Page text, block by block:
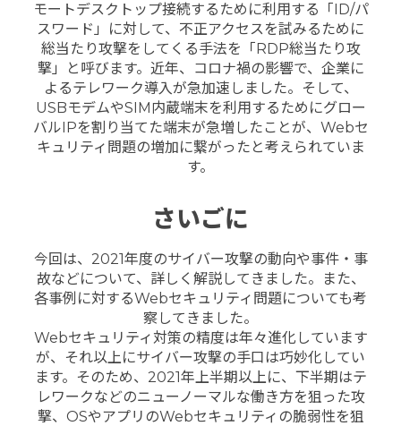
モートデスクトップ接続するために利用する「ID/パ
スワード」に対して、不正アクセスを試みるために
総当たり攻撃をしてくる手法を「RDP総当たり攻
撃」と呼びます。 近年、コロナ禍の影響で、企業に
よるテレワーク導入が急加速しました。そして、
USBモデムやSIM内蔵端末を利用するためにグロー
バルIPを割り当てた端末が急増したことが、Webセ
キュリティ問題の増加に繋がったと考えられていま
す。
さいごに
今回は、2021年度のサイバー攻撃の動向や事件・事
故などについて、詳しく解説してきました。また、
各事例に対するWebセキュリティ問題についても考
察してきました。
Webセキュリティ対策の精度は年々進化しています
が、それ以上にサイバー攻撃の手口は巧妙化してい
ます。そのため、2021年上半期以上に、下半期はテ
レワークなどのニューノーマルな働き方を狙った攻
撃、OSやアプリのWebセキュリティの脆弱性を狙